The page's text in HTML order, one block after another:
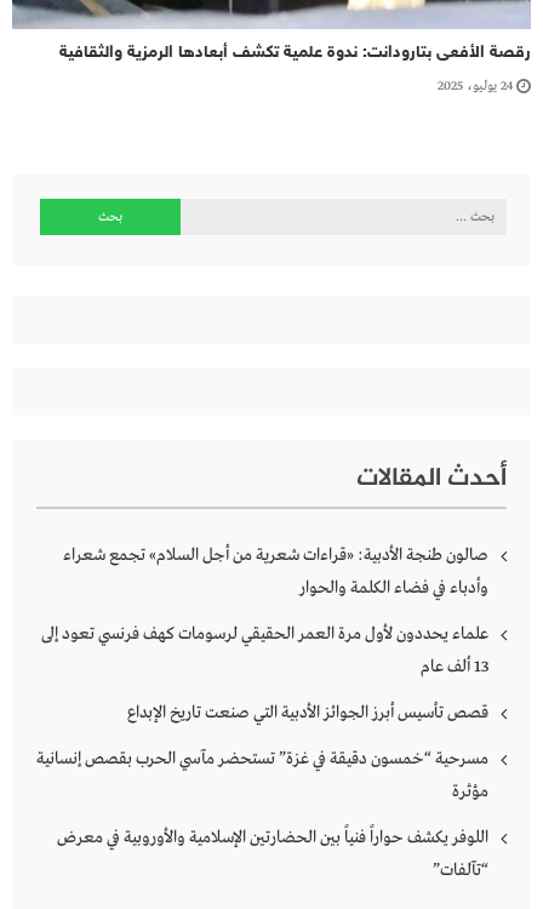
رقصة الأفعى بتارودانت: ندوة علمية تكشف أبعادها الرمزية والثقافية
24 يوليو، 2025
البحث
أحدث المقالات
صالون طنجة الأدبية: «قراءات شعرية من أجل السلام» تجمع شعراء
وأدباء في فضاء الكلمة والحوار
علماء يحددون لأول مرة العمر الحقيقي لرسومات كهف فرنسي تعود إلى
13 ألف عام
قصص تأسيس أبرز الجوائز الأدبية التي صنعت تاريخ الإبداع
مسرحية “خمسون دقيقة في غزة” تستحضر مآسي الحرب بقصص إنسانية
مؤثرة
اللوفر يكشف حواراً فنياً بين الحضارتين الإسلامية والأوروبية في معرض
“تآلفات”